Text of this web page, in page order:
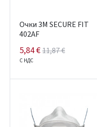
Очки 3M SECURE FIT
402AF
5,84 €11,87 €
С НДС